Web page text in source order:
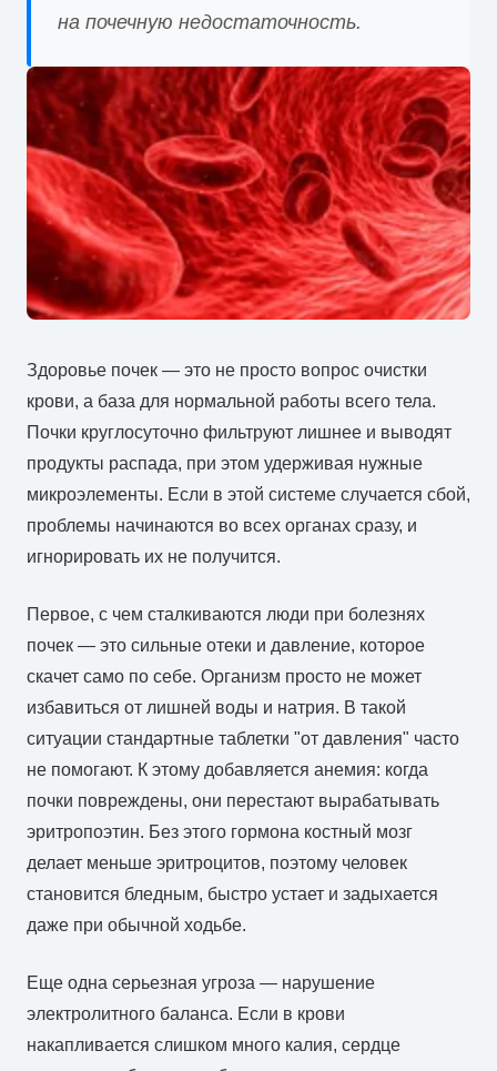
на почечную недостаточность.
Здоровье почек — это не просто вопрос очистки
крови, а база для нормальной работы всего тела.
Почки круглосуточно фильтруют лишнее и выводят
продукты распада, при этом удерживая нужные
микроэлементы. Если в этой системе случается сбой,
проблемы начинаются во всех органах сразу, и
игнорировать их не получится.
Первое, с чем сталкиваются люди при болезнях
почек — это сильные отеки и давление, которое
скачет само по себе. Организм просто не может
избавиться от лишней воды и натрия. В такой
ситуации стандартные таблетки "от давления" часто
не помогают. К этому добавляется анемия: когда
почки повреждены, они перестают вырабатывать
эритропоэтин. Без этого гормона костный мозг
делает меньше эритроцитов, поэтому человек
становится бледным, быстро устает и задыхается
даже при обычной ходьбе.
Еще одна серьезная угроза — нарушение
электролитного баланса. Если в крови
накапливается слишком много калия, сердце